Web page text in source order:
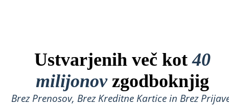
Ustvarjenih več kot40
milijonovzgodboknjig
Brez Prenosov, Brez Kreditne Kartice in Brez